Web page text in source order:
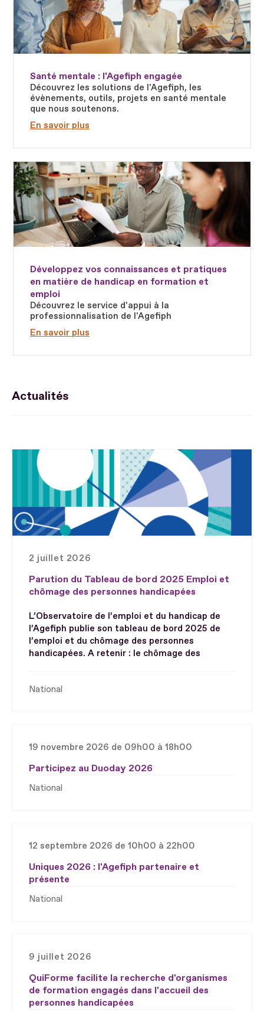
Santé mentale : l'Agefiph engagée
Découvrez les solutions de l'Agefiph, les
évènements, outils, projets en santé mentale
que nous soutenons.
En savoir plus
Développez vos connaissances et pratiques
en matière de handicap en formation et
emploi
Découvrez le service d'appui à la
professionnalisation de l'Agefiph
En savoir plus
Fichier
Actualités
2 juillet 2026
Parution du Tableau de bord 2025 Emploi et
chômage des personnes handicapées
L’Observatoire de l’emploi et du handicap de
l’Agefiph publie son tableau de bord 2025 de
l’emploi et du chômage des personnes
handicapées. A retenir : le chômage des
National
19 novembre 2026 de 09h00 à 18h00
Participez au Duoday 2026
National
12 septembre 2026 de 10h00 à 22h00
Uniques 2026 : l'Agefiph partenaire et
présente
National
9 juillet 2026
QuiForme facilite la recherche d'organismes
de formation engagés dans l'accueil des
personnes handicapées